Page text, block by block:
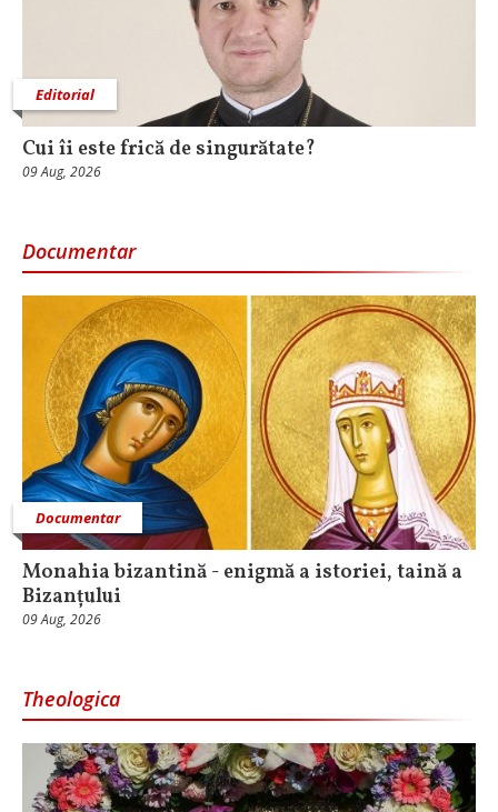
Editorial
Cui îi este frică de singurătate?
09 Aug, 2026
Documentar
Documentar
Monahia bizantină - enigmă a istoriei, taină a
Bizanțului
09 Aug, 2026
Theologica